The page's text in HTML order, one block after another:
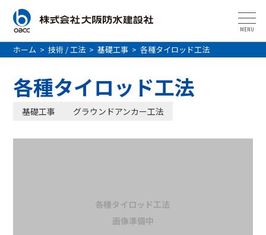
MENU
ホーム >技術 / 工法 >基礎工事 >各種タイロッド工法
各種タイロッド工法
基礎工事 グラウンドアンカー工法
各種タイロッド工法
画像準備中